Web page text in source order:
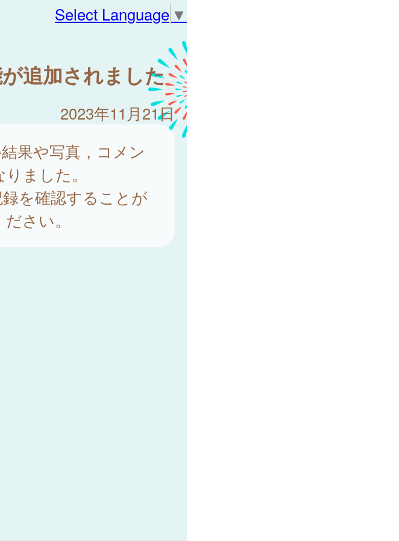
Select Language ▼
が追加されました
2023年11月21日
果や写真，コメン
ました。
を確認することが
さい。